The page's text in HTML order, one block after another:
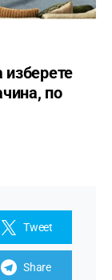
изберете
по
Tweet
Share